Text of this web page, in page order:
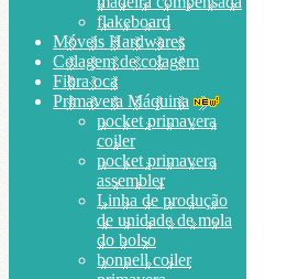
flakeboard
Móveis Hardwares
Colagem de colagem
Fibra oca
Primavera Máquina
pocket primavera
coiler
pocket primavera
assembler
Linha de produção
de unidade de mola
do bolso
bonnell coiler